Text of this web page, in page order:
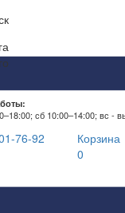
сб 10:00–14:00; вс -
76-92
Корзина
0